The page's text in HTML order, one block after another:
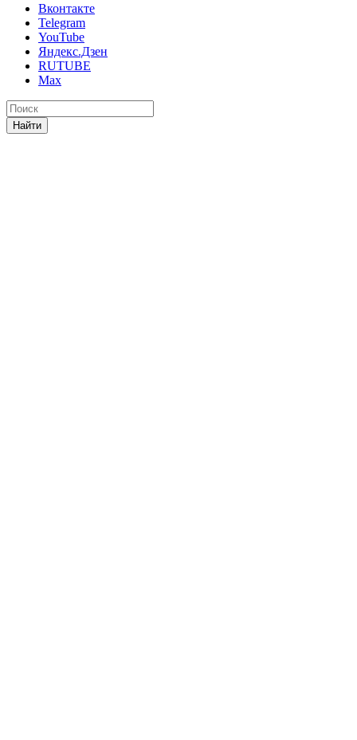
Вконтакте
Telegram
YouTube
Яндекс.Дзен
RUTUBE
Max
Найти